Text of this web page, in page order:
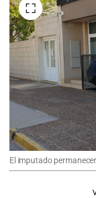
El imputado